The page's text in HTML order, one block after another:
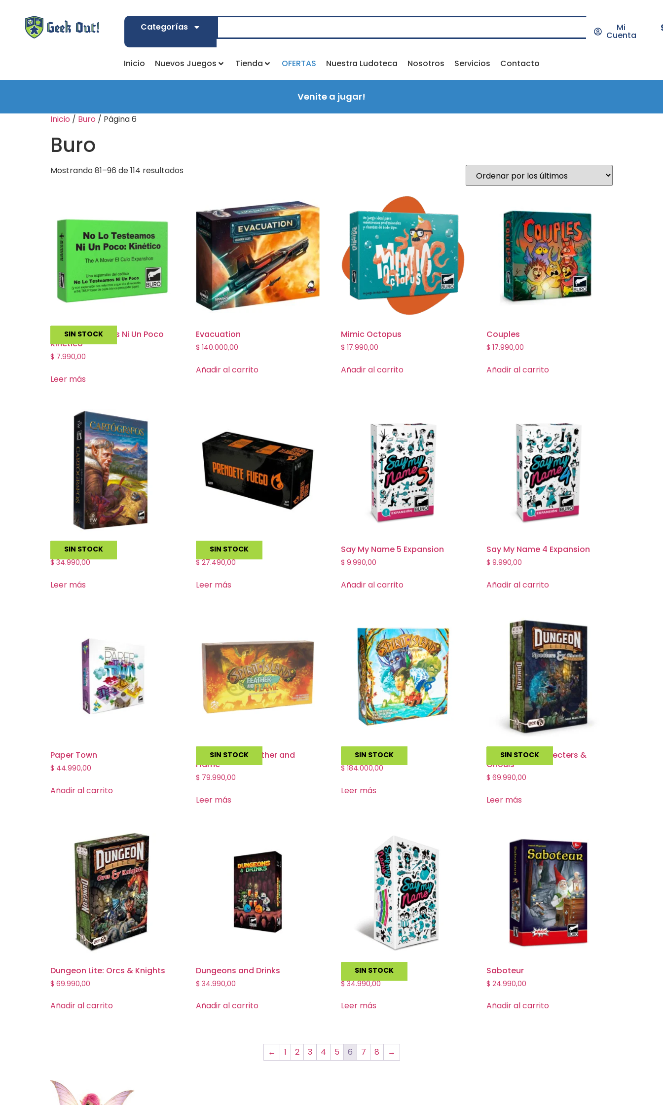
Categorías Mi
Cuenta
Inicio Nuevos Juegos Tienda OFERTAS Nuestra Ludoteca Nosotros Servicios Contacto
Venite a jugar!
Inicio / Buro / Página 6
Buro
Mostrando 81–96 de 114 resultados
SIN STOCK
No Lo Testeamos Ni Un Poco
Kinetico
$ 7.990,00
Leer más
Evacuation
$ 140.000,00
Añadir al carrito
Mimic Octopus
$ 17.990,00
Añadir al carrito
Couples
$ 17.990,00
Añadir al carrito
SIN STOCK
Cartografos
$ 34.990,00
Leer más
SIN STOCK
Prendete Fuego
$ 27.490,00
Leer más
Say My Name 5 Expansion
$ 9.990,00
Añadir al carrito
Say My Name 4 Expansion
$ 9.990,00
Añadir al carrito
Paper Town
$ 44.990,00
Añadir al carrito
SIN STOCK
Spirit Island: Feather and
Flame
$ 79.990,00
Leer más
SIN STOCK
Spirit Island
$ 184.000,00
Leer más
SIN STOCK
Dungeon Lite: Specters &
Ghouls
$ 69.990,00
Leer más
Dungeon Lite: Orcs & Knights
$ 69.990,00
Añadir al carrito
Dungeons and Drinks
$ 34.990,00
Añadir al carrito
SIN STOCK
Say My Name
$34.990,00
Leer más
Saboteur
$ 24.990,00
Añadir al carrito
← 1 2 3 4 5 6 7 8 →